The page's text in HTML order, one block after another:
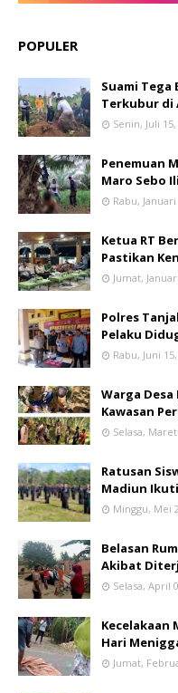
POPULER
Suami
Terkubur di
Senin, Juli
Penemuan
Maro Sebo
Rabu, Januari
Ketua RT
Pastikan
Jumat,
Polres
Pelaku
Rabu, Juni
Warga
Kawasan
Selasa,
Ratusan
Madiun
Minggu, Mei
Belasan
Akibat
Selasa, April
Kecelakaan
Hari
Jumat,